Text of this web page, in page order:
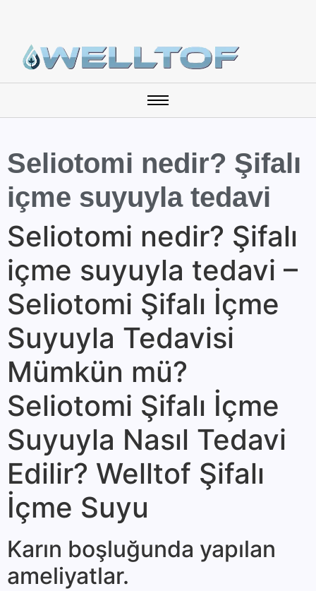
Seliotomi nedir? Şifalı
içme suyuyla tedavi
Seliotomi nedir? Şifalı
içme suyuyla tedavi –
Seliotomi Şifalı İçme
Suyuyla Tedavisi
Mümkün mü?
Seliotomi Şifalı İçme
Suyuyla Nasıl Tedavi
Edilir? Welltof Şifalı
İçme Suyu
Karın boşluğunda yapılan
ameliyatlar.